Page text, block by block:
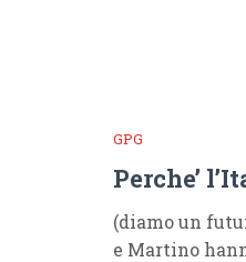
GPG
Perche’
(diamo un
e Martino